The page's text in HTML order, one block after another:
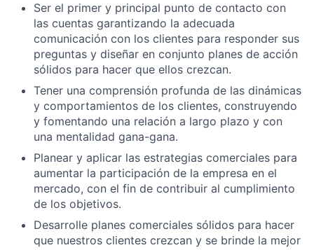
Ser el primer y principal punto de contacto con
las cuentas garantizando la adecuada
comunicación con los clientes para responder sus
preguntas y diseñar en conjunto planes de acción
sólidos para hacer que ellos crezcan.
Tener una comprensión profunda de las dinámicas
y comportamientos de los clientes, construyendo
y fomentando una relación a largo plazo y con
una mentalidad gana-gana.
Planear y aplicar las estrategias comerciales para
aumentar la participación de la empresa en el
mercado, con el fin de contribuir al cumplimiento
de los objetivos.
Desarrolle planes comerciales sólidos para hacer
que nuestros clientes crezcan y se brinde la mejor